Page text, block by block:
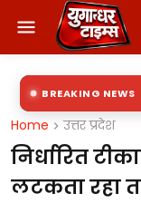
BREAKING NEWS
उपकेंद्र?• नाम में खेल या
Home उत्तर प्रदेश
निर्धारित
लटकता रहा